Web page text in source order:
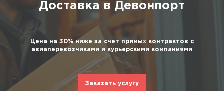
Доставка в Девонпорт
Цена на 30% ниже за счет прямых контрактов с
авиаперевозчиками и курьерскими компаниями
Заказать услугу